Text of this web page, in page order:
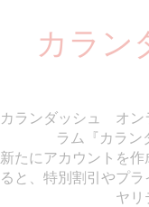
カラン
カランダッシュ オン
ラム『カラン
新たにアカウントを
ると、特別割引やプ
ヤリ